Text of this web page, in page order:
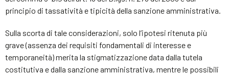
principio di tassatività e tipicità della sanzione amministrativa.
Sulla scorta di tale considerazioni, solo l’ipotesi ritenuta più
grave (assenza dei requisiti fondamentali di interesse e
temporaneità) merita la stigmatizzazione data dalla tutela
costitutiva e dalla sanzione amministrativa, mentre le possibili